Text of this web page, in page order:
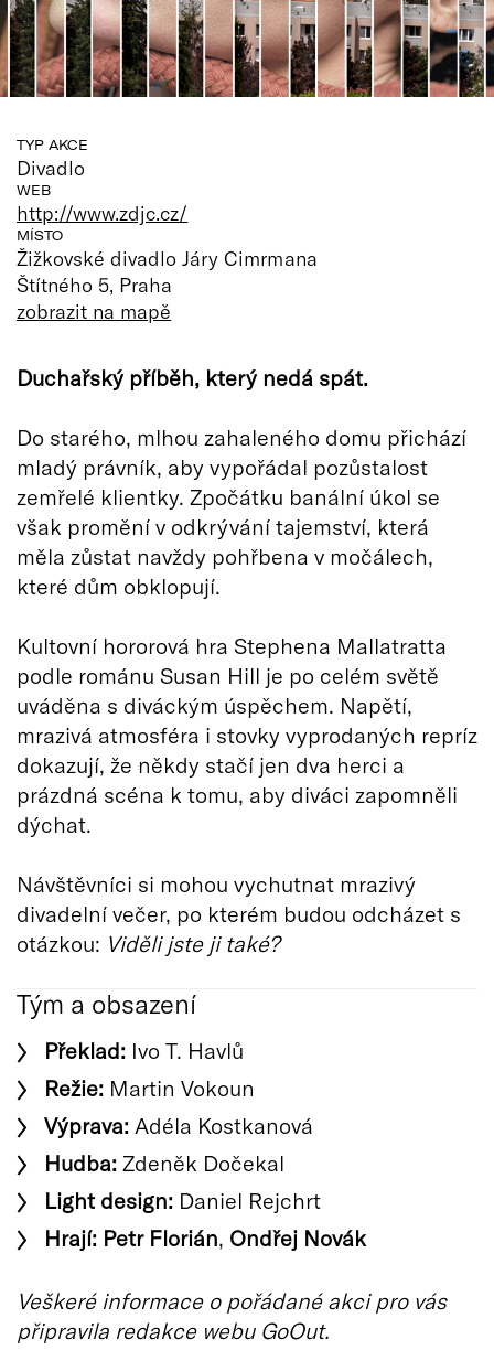
TYP AKCE
Divadlo
WEB
http://www.zdjc.cz/
MÍSTO
Žižkovské divadlo Járy Cimrmana
Štítného 5, Praha
zobrazit na mapě
Duchařský příběh, který nedá spát.
Do starého, mlhou zahaleného domu přichází
mladý právník, aby vypořádal pozůstalost
zemřelé klientky. Zpočátku banální úkol se
však promění v odkrývání tajemství, která
měla zůstat navždy pohřbena v močálech,
které dům obklopují.
Kultovní hororová hra Stephena Mallatratta
podle románu Susan Hill je po celém světě
uváděna s diváckým úspěchem. Napětí,
mrazivá atmosféra i stovky vyprodaných repríz
dokazují, že někdy stačí jen dva herci a
prázdná scéna k tomu, aby diváci zapomněli
dýchat.
Návštěvníci si mohou vychutnat mrazivý
divadelní večer, po kterém budou odcházet s
otázkou: Viděli jste ji také?
Tým a obsazení
Překlad: Ivo T. Havlů
Režie: Martin Vokoun
Výprava: Adéla Kostkanová
Hudba: Zdeněk Dočekal
Light design: Daniel Rejchrt
Hrají: Petr Florián, Ondřej Novák
Veškeré informace o pořádané akci pro vás
připravila redakce webu GoOut.